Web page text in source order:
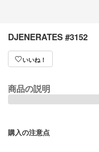
DJENERATES #3152
いいね！
商品の説明
購入の注意点